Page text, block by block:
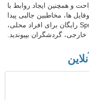
و همچنین ایجاد روابط با
ها، مخاطبین جالبی پیدا
کنید. به سایت دوستیابی Spreitenbach رایگان برای افراد محلی،
خارجی، گردشگران بپیوندید.